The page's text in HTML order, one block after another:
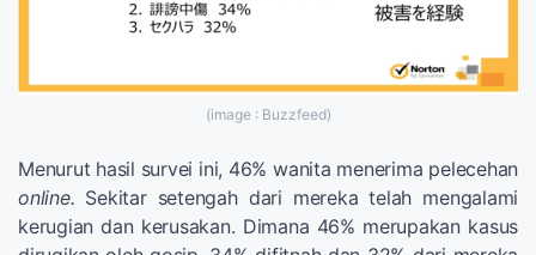
(image : Buzzfeed)
Menurut hasil survei ini, 46% wanita menerima pelecehan
online. Sekitar setengah dari mereka telah mengalami
kerugian dan kerusakan. Dimana 46% merupakan kasus